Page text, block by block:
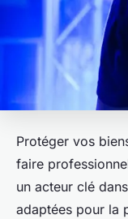
Protéger vos
faire
un acteur clé
adaptées pour la